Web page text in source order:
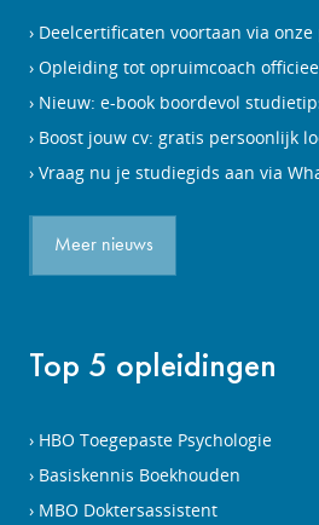
Deelcertificaten voortaan via onze
Opleiding tot opruimcoach
Nieuw: e-book boordevol
Boost jouw cv: gratis persoonlijk
Vraag nu je studiegids aan via
Meer nieuws
Top 5 opleidingen
HBO Toegepaste Psychologie
Basiskennis Boekhouden
MBO Doktersassistent